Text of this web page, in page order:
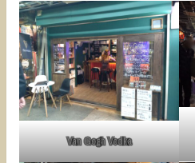
Van Gogh Vodka